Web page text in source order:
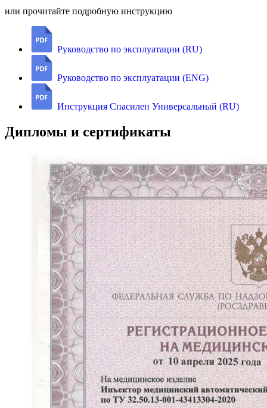
или прочитайте подробную инструкцию
Руководство по эксплуатации (RU)
Руководство по эксплуатации (ENG)
Инструкция Спасилен Универсальный (RU)
Дипломы и сертификаты